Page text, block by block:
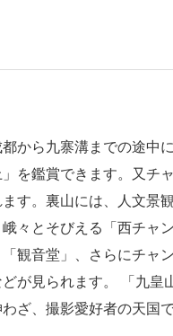
都から九寨溝までの途中
を鑑賞できます。又チ
ます。裏山には、人文
々とそびえる「西チャ
観音堂」、さらにチャ
が見られます。 「九皇
ざ、撮影愛好者の天国